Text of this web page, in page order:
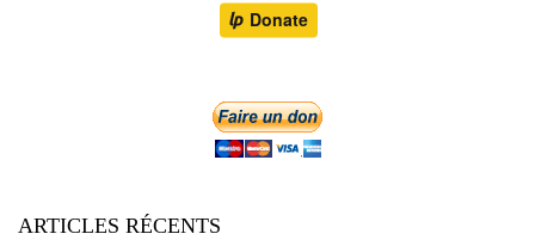
ARTICLES RÉCENTS